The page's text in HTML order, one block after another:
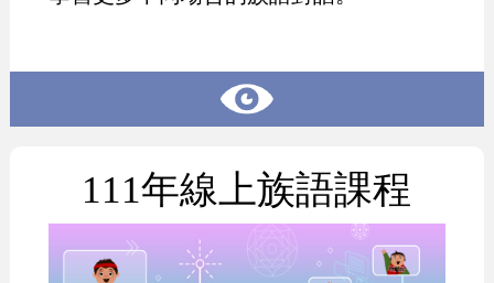
111年線上族語課程